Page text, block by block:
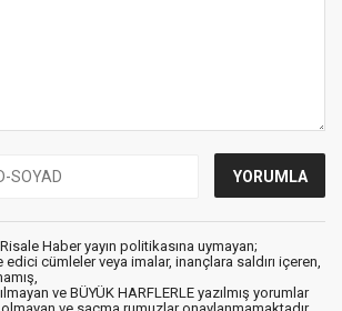
Risale Haber yayın politikasına uymayan;
cümleler veya imalar, inançlara saldırı içeren,
ve BÜYÜK HARFLERLE yazılmış yorumlar